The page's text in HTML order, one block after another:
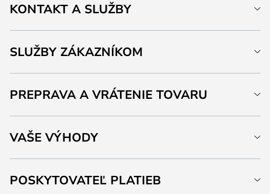
KONTAKT A SLUŽBY
SLUŽBY ZÁKAZNÍKOM
PREPRAVA A VRÁTENIE TOVARU
VAŠE VÝHODY
POSKYTOVATEĽ PLATIEB